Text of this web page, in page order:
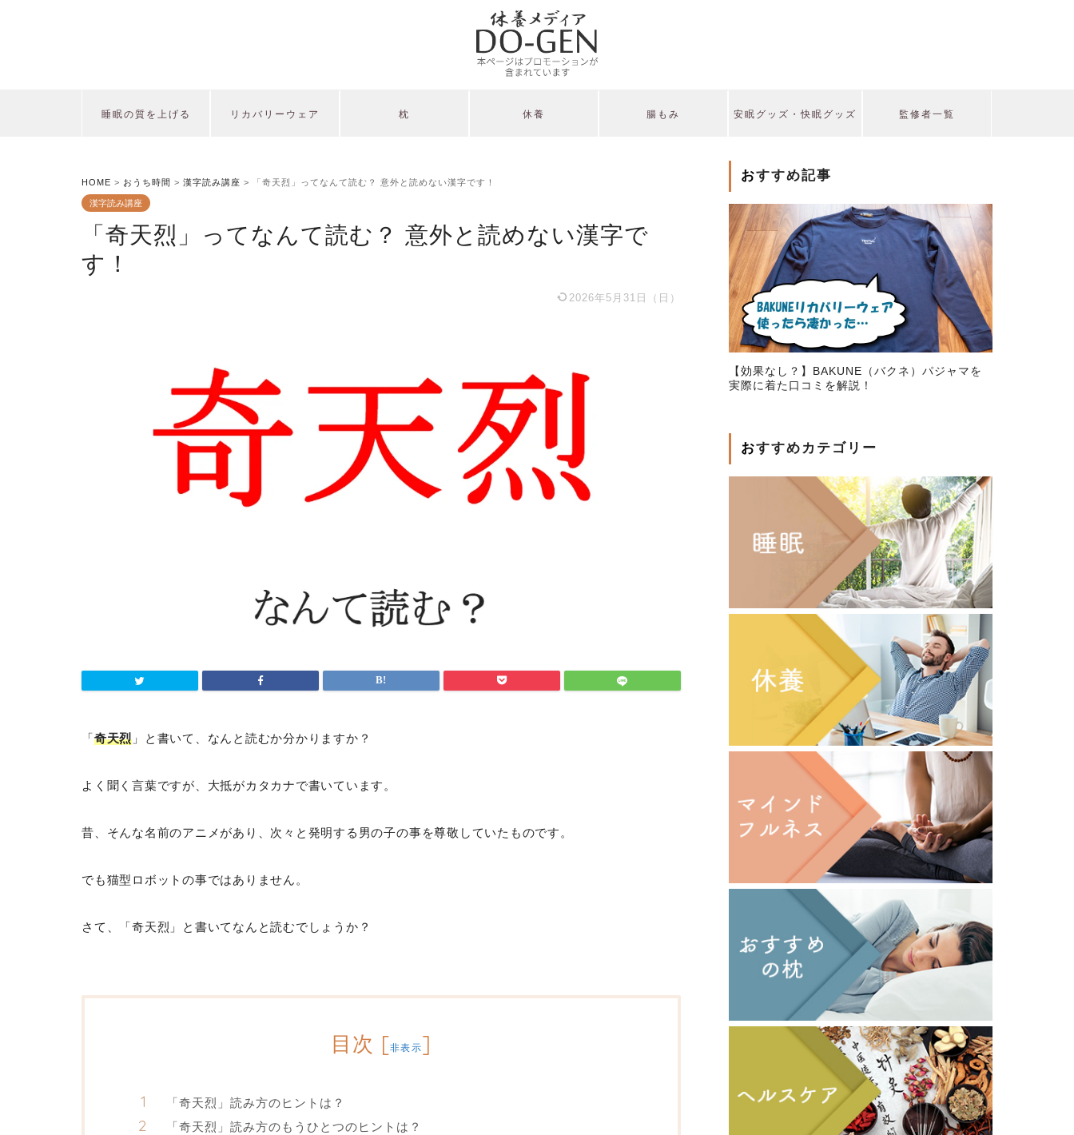
睡眠の質を上げる リカバリーウェア 枕 休養 腸もみ 安眠グッズ・快眠グッズ 監修者一覧
HOME > おうち時間 > 漢字読み講座 > 「奇天烈」ってなんて読む？ 意外と読めない漢字です！
漢字読み講座
「奇天烈」ってなんて読む？ 意外と読めない漢字で
す！
2026年5月31日（日）
「奇天烈 」と書いて、なんと読むか分かりますか？
よく聞く言葉ですが、大抵がカタカナで書いています。
昔、そんな名前のアニメがあり、次々と発明する男の子の事を尊敬していたものです。
でも猫型ロボットの事ではありません。
さて、「奇天烈」と書いてなんと読むでしょうか？
目次 [非表示]
「奇天烈」読み方のヒントは？
「奇天烈」読み方のもうひとつのヒントは？
おすすめ記事
【効果なし？】BAKUNE（バクネ）パジャマを
実際に着た口コミを解説！
おすすめカテゴリー